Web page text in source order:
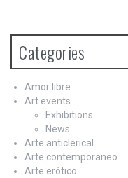
n
Categories
Amor libre
Art events
Exhibitions
News
Arte anticlerical
Arte contemporaneo
Arte erótico